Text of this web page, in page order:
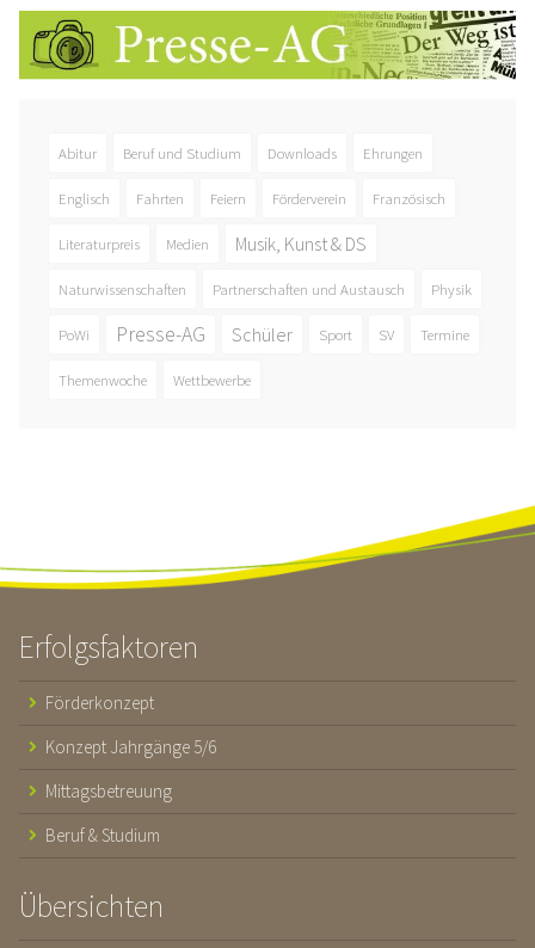
Abitur Beruf und Studium Downloads Ehrungen
Englisch Fahrten Feiern Förderverein Französisch
Literaturpreis Medien Musik, Kunst & DS
Naturwissenschaften Partnerschaften und Austausch Physik
PoWi Presse-AG Schüler Sport SV Termine
Themenwoche Wettbewerbe
Erfolgsfaktoren
Förderkonzept
Konzept Jahrgänge 5/6
Mittagsbetreuung
Beruf & Studium
Übersichten